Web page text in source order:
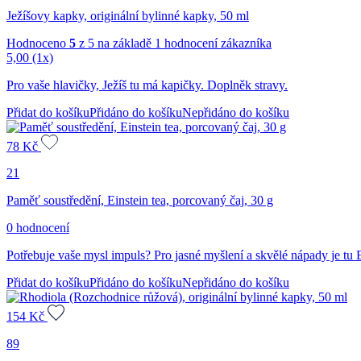
Ježíšovy kapky, originální bylinné kapky, 50 ml
Hodnoceno 5 z 5 na základě 1 hodnocení zákazníka
5,00 (1x)
Pro vaše hlavičky, Ježíš tu má kapičky. Doplněk stravy.
Přidat do košíkuPřidáno do košíkuNepřidáno do košíku
78 Kč
21
Paměť soustředění, Einstein tea, porcovaný čaj, 30 g
0 hodnocení
Potřebuje vaše mysl impuls? Pro jasné myšlení a skvělé nápady je tu
Přidat do košíkuPřidáno do košíkuNepřidáno do košíku
154 Kč
89